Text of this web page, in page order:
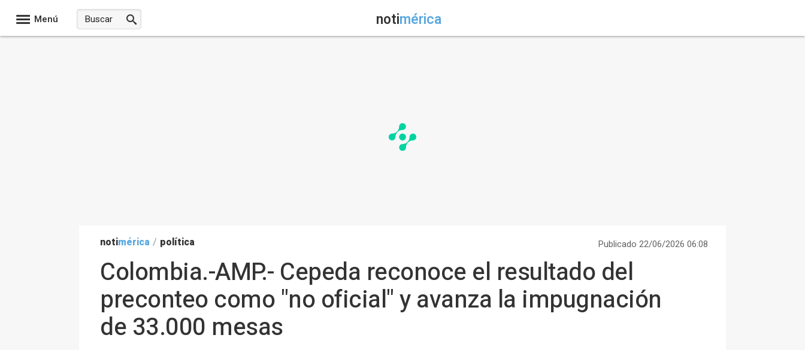
Menú notimérica
notimérica / política Publicado 22/06/2026 06:08
Colombia.-AMP.- Cepeda reconoce el resultado del
preconteo como "no oficial" y avanza la impugnación
de 33.000 mesas